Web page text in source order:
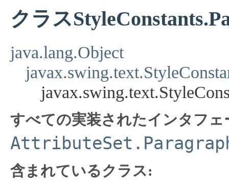
クラス
java.lang.Object
すべての実装されたインタフェ
含まれているクラス: